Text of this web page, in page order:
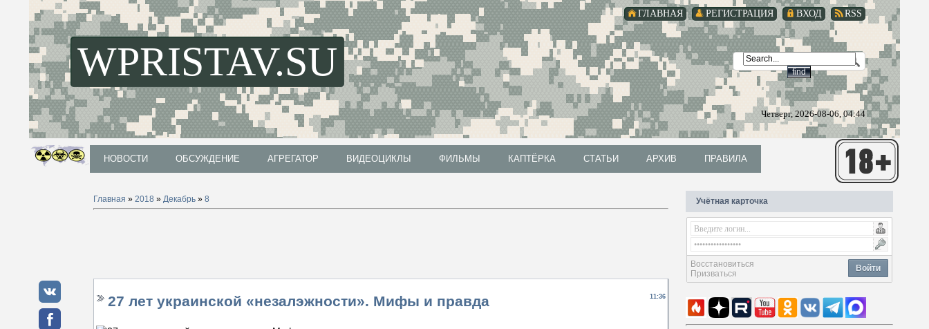
RSS
ВХОД
РЕГИСТРАЦИЯ
ГЛАВНАЯ
WPRISTAV.SU
Четверг, 2026-08-06, 04:44
НОВОСТИ ОБСУЖДЕНИЕ АГРЕГАТОР ВИДЕОЦИКЛЫ ФИЛЬМЫ КАПТЁРКА СТАТЬИ АРХИВ ПРАВИЛА
Главная » 2018 » Декабрь » 8
11:36
27 лет украинской «незалэжности». Мифы и правда
Учётная карточка
Войти
Восстановиться
Призваться